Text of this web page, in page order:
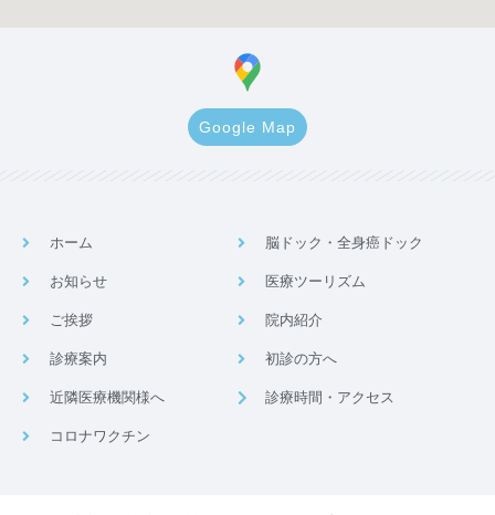
Google Map
ホーム
お知らせ
ご挨拶
診療案内
近隣医療機関様へ
コロナワクチン
脳ドック・全身癌ドック
医療ツーリズム
院内紹介
初診の方へ
診療時間・アクセス